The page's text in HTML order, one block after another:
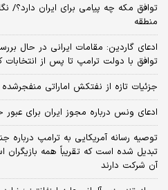
توافق مکه چه پیامی برای ایران دارد؟/
منطقه
ادعای گاردین: مقامات ایرانی در حال
توافق با دولت ترامپ تا پس از انتخابات
جزئیات تازه از نفتکش اماراتی
ادعای ونس درباره مجوز ایران برای
توصیه رسانه آمریکایی به ترامپ درباره
تبدیل شده است که تقریباً همه
آن شرکت دارند